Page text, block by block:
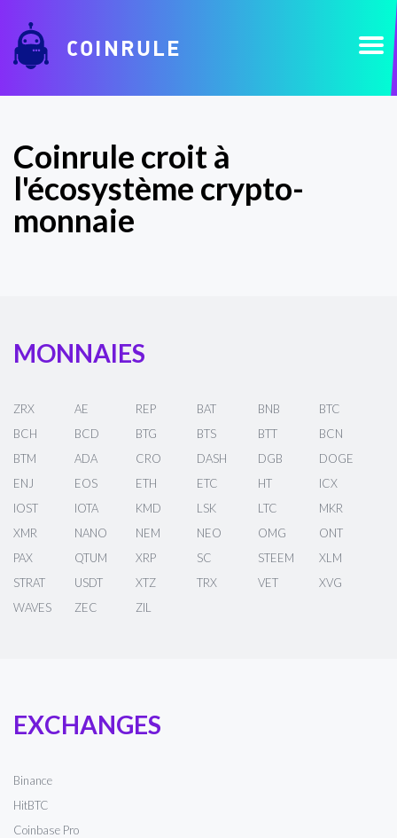
COINRULE
Coinrule croit à
l'écosystème crypto-
monnaie
EXCHANGES
Binance
HitBTC
Coinbase Pro
MONNAIES
ZRX AE REP BAT BNB
BTC
BCH
BCD BTG BTS BTT
BCN
BTM
ADA CRO DASH DGB
DOGE
ENJ
EOS ETH ETC HT
ICX
IOST
IOTA KMD LSK LTC
MKR
XMR
NANO NEM NEO OMG
ONT
PAX
QTUM XRP SC STEEM
XLM
STRAT
USDT XTZ TRX VET
XVG
WAVES
ZEC ZIL